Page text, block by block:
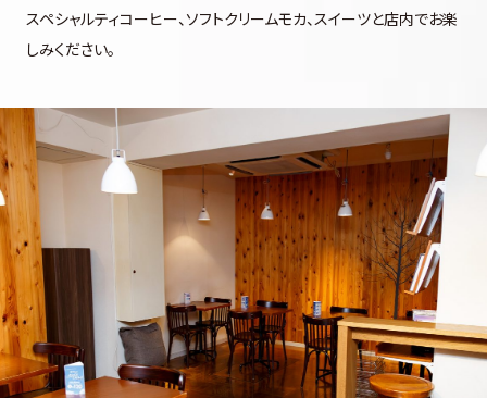
スペシャルティコーヒー、ソフトクリームモカ、スイーツと店内でお楽
しみください。